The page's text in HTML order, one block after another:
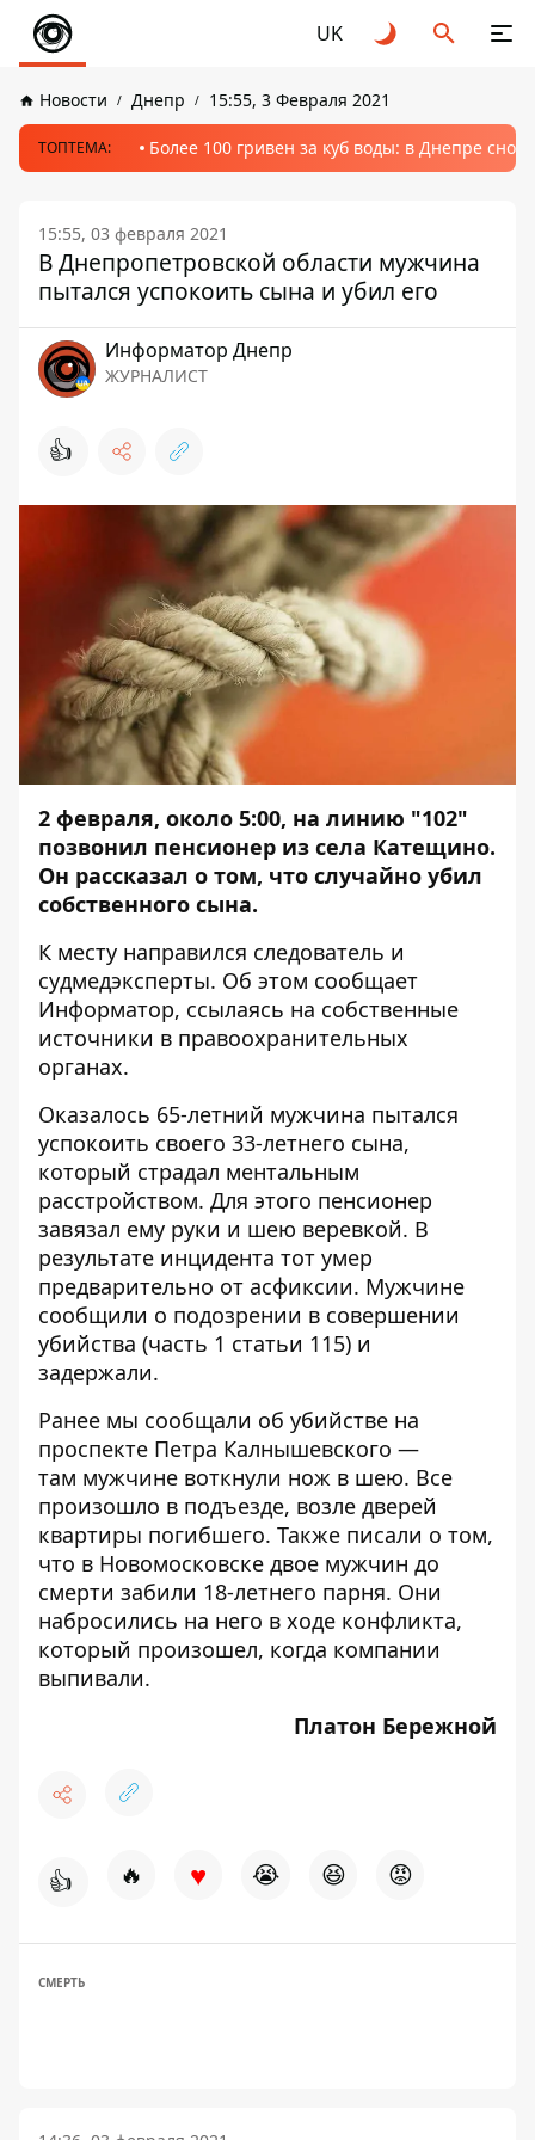
UK
Новости Днепр 15:55, 3 Февраля 2021
ТОПТЕМА: Более 100 гривен за куб воды: в Днепре
15:55, 03 февраля 2021
В Днепропетровской области мужчина
пытался успокоить сына и убил его
Информатор Днепр
ЖУРНАЛИСТ
👍
2 февраля, около 5:00, на линию "102"
позвонил пенсионер из села Катещино.
Он рассказал о том, что случайно убил
собственного сына.
К месту направился следователь и
судмедэксперты. Об этом сообщает
Информатор, ссылаясь на собственные
источники в правоохранительных
органах.
Оказалось 65-летний мужчина пытался
успокоить своего 33-летнего сына,
который страдал ментальным
расстройством. Для этого пенсионер
завязал ему руки и шею веревкой. В
результате инцидента тот умер
предварительно от асфиксии. Мужчине
сообщили о подозрении в совершении
убийства (часть 1 статьи 115) и
задержали.
Ранее мы сообщали об убийстве на
проспекте Петра Калнышевского —
там мужчине воткнули нож в шею. Все
произошло в подъезде, возле дверей
квартиры погибшего. Также писали о том,
что в Новомосковске двое мужчин до
смерти забили 18-летнего парня. Они
набросились на него в ходе конфликта,
который произошел, когда компании
выпивали.
Платон Бережной
👍 🔥 ♥ 😭 😆 😡
СМЕРТЬ